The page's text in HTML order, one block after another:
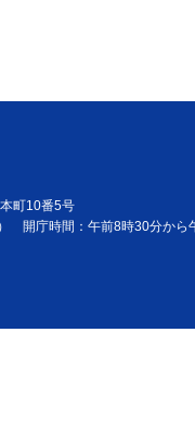
町10番5号
開庁時間：午前8時30分から